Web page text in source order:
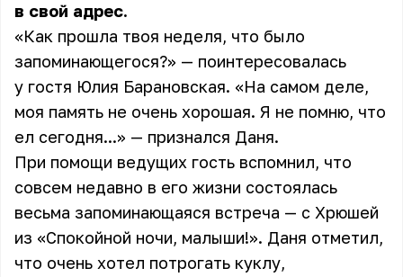
в свой адрес.
«Как прошла твоя неделя, что было
запоминающегося?» — поинтересовалась
у гостя Юлия Барановская. «На самом деле,
моя память не очень хорошая. Я не помню, что
ел сегодня...» — признался Даня.
При помощи ведущих гость вспомнил, что
совсем недавно в его жизни состоялась
весьма запоминающаяся встреча — с Хрюшей
из «Спокойной ночи, малыши!». Даня отметил,
что очень хотел потрогать куклу,